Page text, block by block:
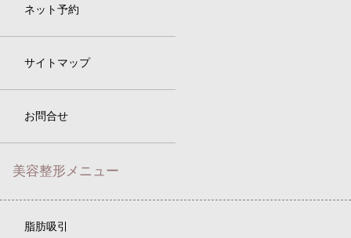
ネット予約
サイトマップ
お問合せ
美容整形メニュー
脂肪吸引